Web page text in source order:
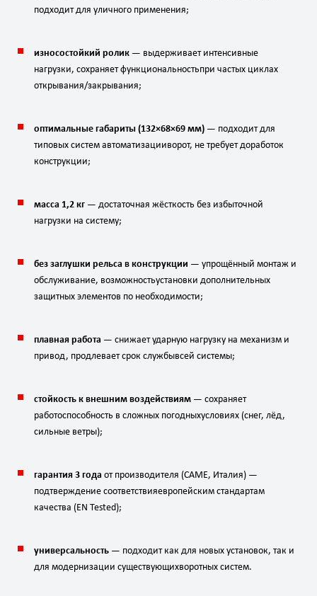
подходитдля уличного применения;
износостойкий ролик — выдерживаетинтенсивные
нагрузки, сохраняетфункциональностьпри частых циклах
открывания/закрывания;
оптимальные габариты (132×68×69 мм) — подходитдля
типовых систем автоматизацииворот, не требуетдоработок
конструкции;
масса 1,2 кг — достаточная жёсткость без избыточной
нагрузки на систему;
без заглушки рельса в конструкции — упрощённый монтаж и
обслуживание, возможностьустановки дополнительных
защитных элементов по необходимости;
плавная работа — снижаетударную нагрузку на механизм и
привод, продлеваетсрок службывсей системы;
стойкость к внешним воздействиям — сохраняет
работоспособность в сложных погодныхусловиях (снег, лёд,
сильные ветры);
гарантия 3 года отпроизводителя (CAME, Италия) —
подтверждение соответствияевропейским стандартам
качества (EN Tested);
универсальность — подходиткак для новых установок, так и
для модернизации существующихворотных систем.